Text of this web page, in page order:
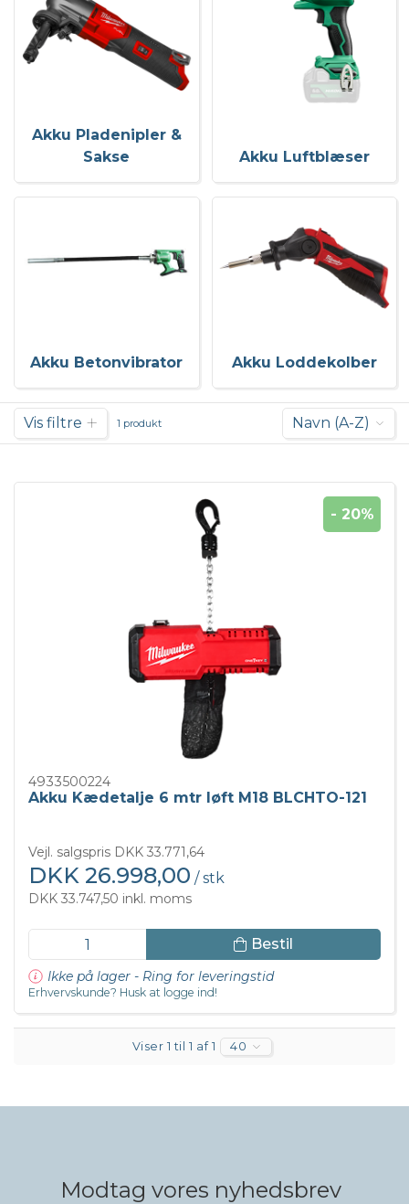
Akku Pladenipler &
Sakse
Akku Luftblæser
Akku Betonvibrator Akku Loddekolber
Vis filtre 1 produkt Navn (A-Z)
- 20%
4933500224
Akku Kædetalje 6 mtr løft M18 BLCHTO-121
Vejl. salgspris DKK 33.771,64
DKK 26.998,00 / stk
DKK 33.747,50 inkl. moms
Bestil
Ikke på lager - Ring for leveringstid
Erhvervskunde? Husk at logge ind!
Viser 1 til 1 af 1 40
Modtag vores nyhedsbrev